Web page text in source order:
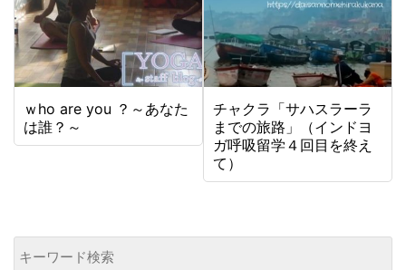
ｗho are you ？～あなた
は誰？～
チャクラ「サハスラーラ
までの旅路」（インドヨ
ガ呼吸留学４回目を終え
て）